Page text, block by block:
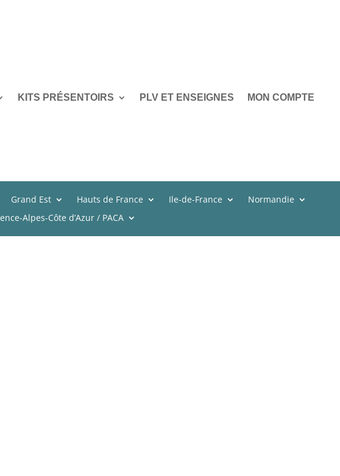
KITS PRÉSENTOIRS PLV ET ENSEIGNES MON COMPTE
Grand Est Hauts de France Ile-de-France
Normandie
Alpes-Côte d’Azur / PACA